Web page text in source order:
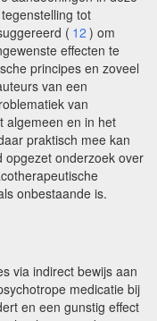
tot
( 12 ) om
effecten te
principes en zoveel
van een
van
algemeen en in het
praktisch mee kan
opgezet onderzoek over
onbestaande is.
via indirect bewijs aan
medicatie bij
en een gunstig effect